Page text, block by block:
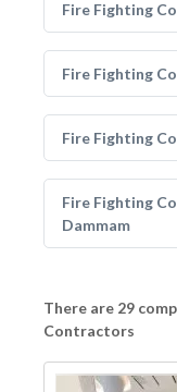
Fire Fighting
Fire Fighting
Fire Fighting
Fire Fighting
Dammam
There are 29
Contractors